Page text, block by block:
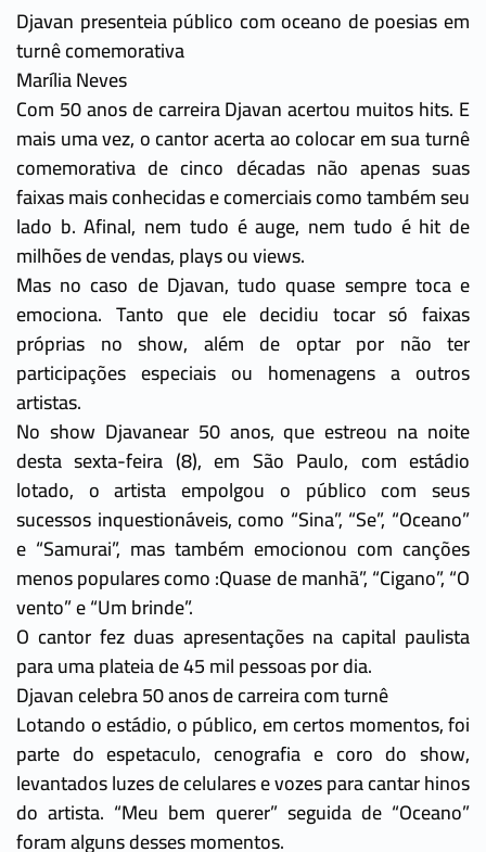
Djavan presenteia público com oceano de poesias em
turnê comemorativa
Marília Neves
Com 50 anos de carreira Djavan acertou muitos hits. E
mais uma vez, o cantor acerta ao colocar em sua turnê
comemorativa de cinco décadas não apenas suas
faixas mais conhecidas e comerciais como também seu
lado b. Afinal, nem tudo é auge, nem tudo é hit de
milhões de vendas, plays ou views.
Mas no caso de Djavan, tudo quase sempre toca e
emociona. Tanto que ele decidiu tocar só faixas
próprias no show, além de optar por não ter
participações especiais ou homenagens a outros
artistas.
No show Djavanear 50 anos, que estreou na noite
desta sexta-feira (8), em São Paulo, com estádio
lotado, o artista empolgou o público com seus
sucessos inquestionáveis, como “Sina”, “Se”, “Oceano”
e “Samurai”, mas também emocionou com canções
menos populares como :Quase de manhã”, “Cigano”, “O
vento” e “Um brinde”.
O cantor fez duas apresentações na capital paulista
para uma plateia de 45 mil pessoas por dia.
Djavan celebra 50 anos de carreira com turnê
Lotando o estádio, o público, em certos momentos, foi
parte do espetaculo, cenografia e coro do show,
levantados luzes de celulares e vozes para cantar hinos
do artista. “Meu bem querer” seguida de “Oceano”
foram alguns desses momentos.